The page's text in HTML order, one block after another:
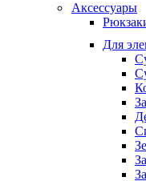
Аксессуары
Для